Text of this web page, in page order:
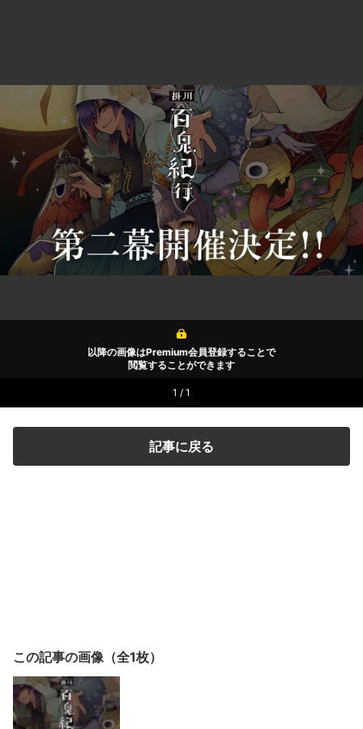
以降の画像はPremium会員登録することで
閲覧することができます
1 / 1
記事に戻る
この記事の画像（全1枚）